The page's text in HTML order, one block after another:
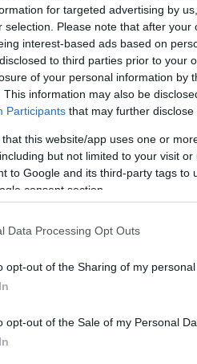
for targeted advertising by
selection. Please note that after
interest-based ads based on
to third parties prior to your
of your personal information by
This information may also be
Participants that may further
that this website/app uses one or
but not limited to your visit
to Google and its third-party tags to
consent section.
Data Processing Opt Outs
opt-out of the Sharing of my personal
opt-out of the Sale of my Personal
σε δήμο με τέσσερις
Κυριακή, χωρίς να
απαιτούμενο ποσοστό από
και
ως απάντηση στην
εκλογών. Όπως
πρώτο γύρο των
40,7%
εκλογές , η συμμετοχή